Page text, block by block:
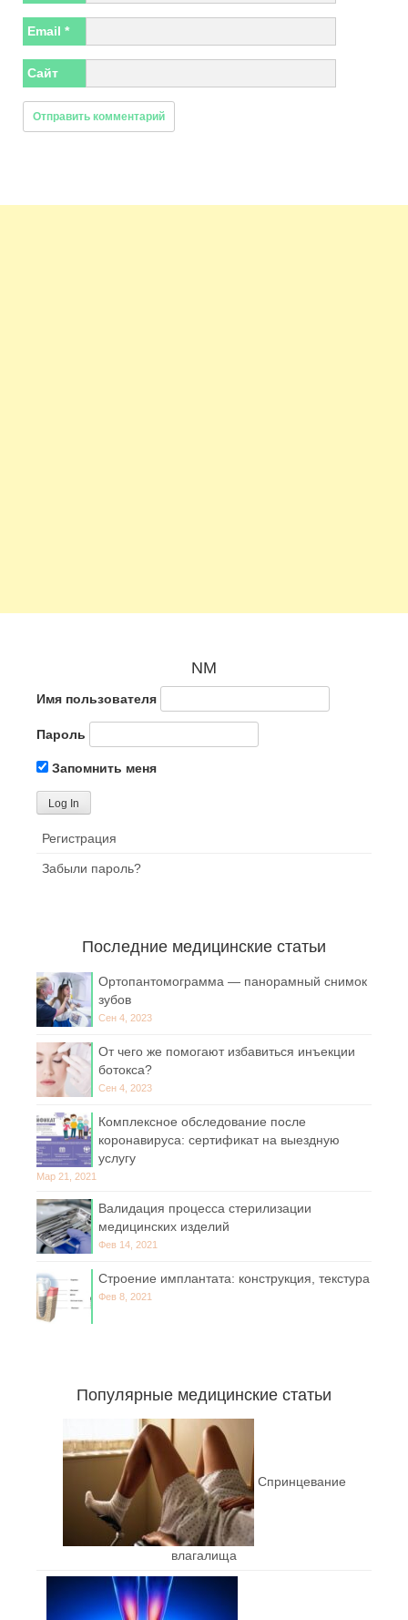
Email *
Сайт
NM
Имя пользователя
Пароль
Запомнить меня
Регистрация
Забыли пароль?
Последние медицинские статьи
Ортопантомограмма — панорамный снимок
зубов
Сен 4, 2023
От чего же помогают избавиться инъекции
ботокса?
Сен 4, 2023
Комплексное обследование после
коронавируса: сертификат на выездную
услугу
Мар 21, 2021
Валидация процесса стерилизации
медицинских изделий
Фев 14, 2021
Строение имплантата: конструкция, текстура
Фев 8, 2021
Популярные медицинские статьи
Спринцевание
влагалища